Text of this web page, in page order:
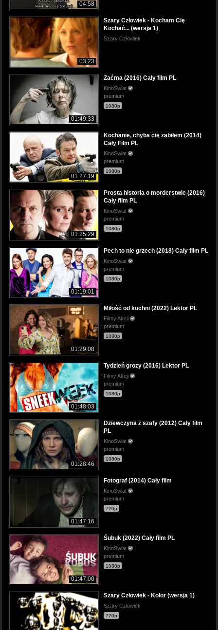
04:58
03:23
Szary Człowiek - Kocham Cię
Kochać... (wersja 1)
Szary Człowiek
01:49:33
Zaćma (2016) Cały film PL
KinoSwiat
premium
1080p
01:27:19
Kochanie, chyba cię zabiłem (2014)
Cały Film PL
KinoSwiat
premium
1080p
01:25:29
Prosta historia o morderstwie (2016)
Cały film PL
KinoSwiat
premium
1080p
01:19:01
Pech to nie grzech (2018) Cały film PL
KinoSwiat
premium
1080p
01:29:08
Miłość od kuchni (2022) Lektor PL
Filmy Akcji
premium
1080p
01:48:03
Tydzień grozy (2016) Lektor PL
Filmy Akcji
premium
1080p
01:28:46
Dziewczyna z szafy (2012) Cały film
PL
KinoSwiat
premium
1080p
01:47:16
Fotograf (2014) Cały film
KinoSwiat
premium
720p
01:47:00
Śubuk (2022) Cały film PL
KinoSwiat
premium
1080p
Szary Człowiek - Kolor (wersja 1)
Szary Człowiek
720p